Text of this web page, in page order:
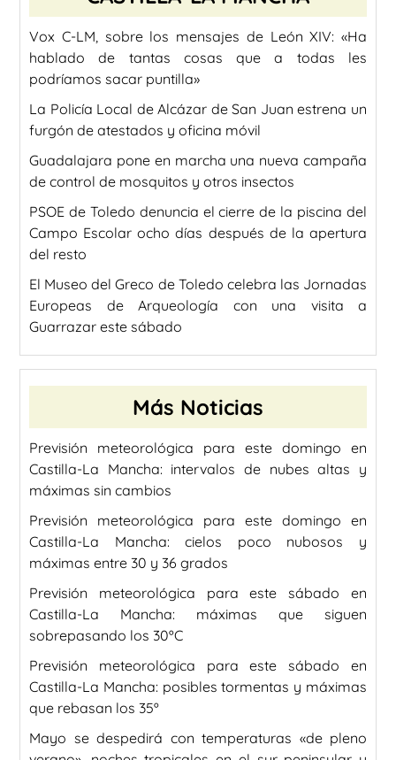
Vox C-LM, sobre los mensajes de León XIV: «Ha
hablado de tantas cosas que a todas les
podríamos sacar puntilla»
La Policía Local de Alcázar de San Juan estrena un
furgón de atestados y oficina móvil
Guadalajara pone en marcha una nueva campaña
de control de mosquitos y otros insectos
PSOE de Toledo denuncia el cierre de la piscina del
Campo Escolar ocho días después de la apertura
del resto
El Museo del Greco de Toledo celebra las Jornadas
Europeas de Arqueología con una visita a
Guarrazar este sábado
Más Noticias
Previsión meteorológica para este domingo en
Castilla-La Mancha: intervalos de nubes altas y
máximas sin cambios
Previsión meteorológica para este domingo en
Castilla-La Mancha: cielos poco nubosos y
máximas entre 30 y 36 grados
Previsión meteorológica para este sábado en
Castilla-La Mancha: máximas que siguen
sobrepasando los 30ºC
Previsión meteorológica para este sábado en
Castilla-La Mancha: posibles tormentas y máximas
que rebasan los 35º
Mayo se despedirá con temperaturas «de pleno